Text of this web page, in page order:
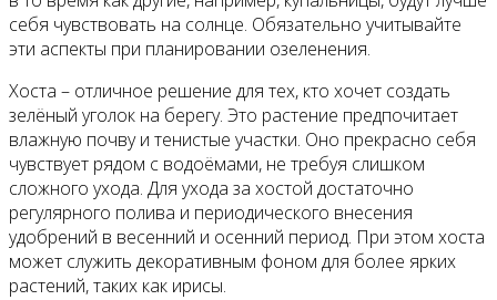
себя чувствовать на солнце. Обязательно учитывайте
эти аспекты при планировании озеленения.
Хоста – отличное решение для тех, кто хочет создать
зелёный уголок на берегу. Это растение предпочитает
влажную почву и тенистые участки. Оно прекрасно себя
чувствует рядом с водоёмами, не требуя слишком
сложного ухода. Для ухода за хостой достаточно
регулярного полива и периодического внесения
удобрений в весенний и осенний период. При этом хоста
может служить декоративным фоном для более ярких
растений, таких как ирисы.